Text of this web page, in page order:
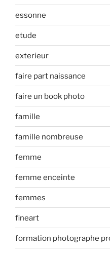
essonne
etude
exterieur
faire part naissance
faire un book photo
famille
famille nombreuse
femme
femme enceinte
femmes
fineart
formation photographe